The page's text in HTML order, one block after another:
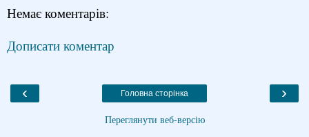
Немає коментарів:
Дописати коментар
‹ ›
Головна сторінка
Переглянути веб-версію